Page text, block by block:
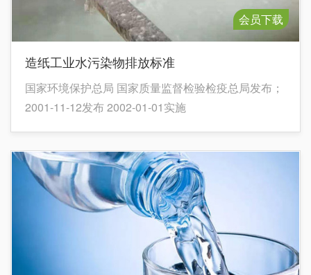
会员下载
造纸工业水污染物排放标准
国家环境保护总局 国家质量监督检验检疫总局发布；
2001-11-12发布 2002-01-01实施